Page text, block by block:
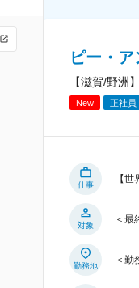
ピー・
【滋賀/野
New 正社員
仕事
【
対象
＜最
勤務地
＜勤